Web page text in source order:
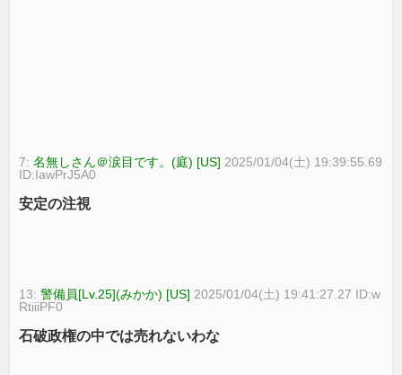
7:名無しさん＠涙目です。(庭) [US] 2025/01/04(土) 19:39:55.69
ID:IawPrJ5A0
安定の注視
13:警備員[Lv.25](みかか) [US] 2025/01/04(土) 19:41:27.27 ID:w
RtiiiPF0
石破政権の中では売れないわな